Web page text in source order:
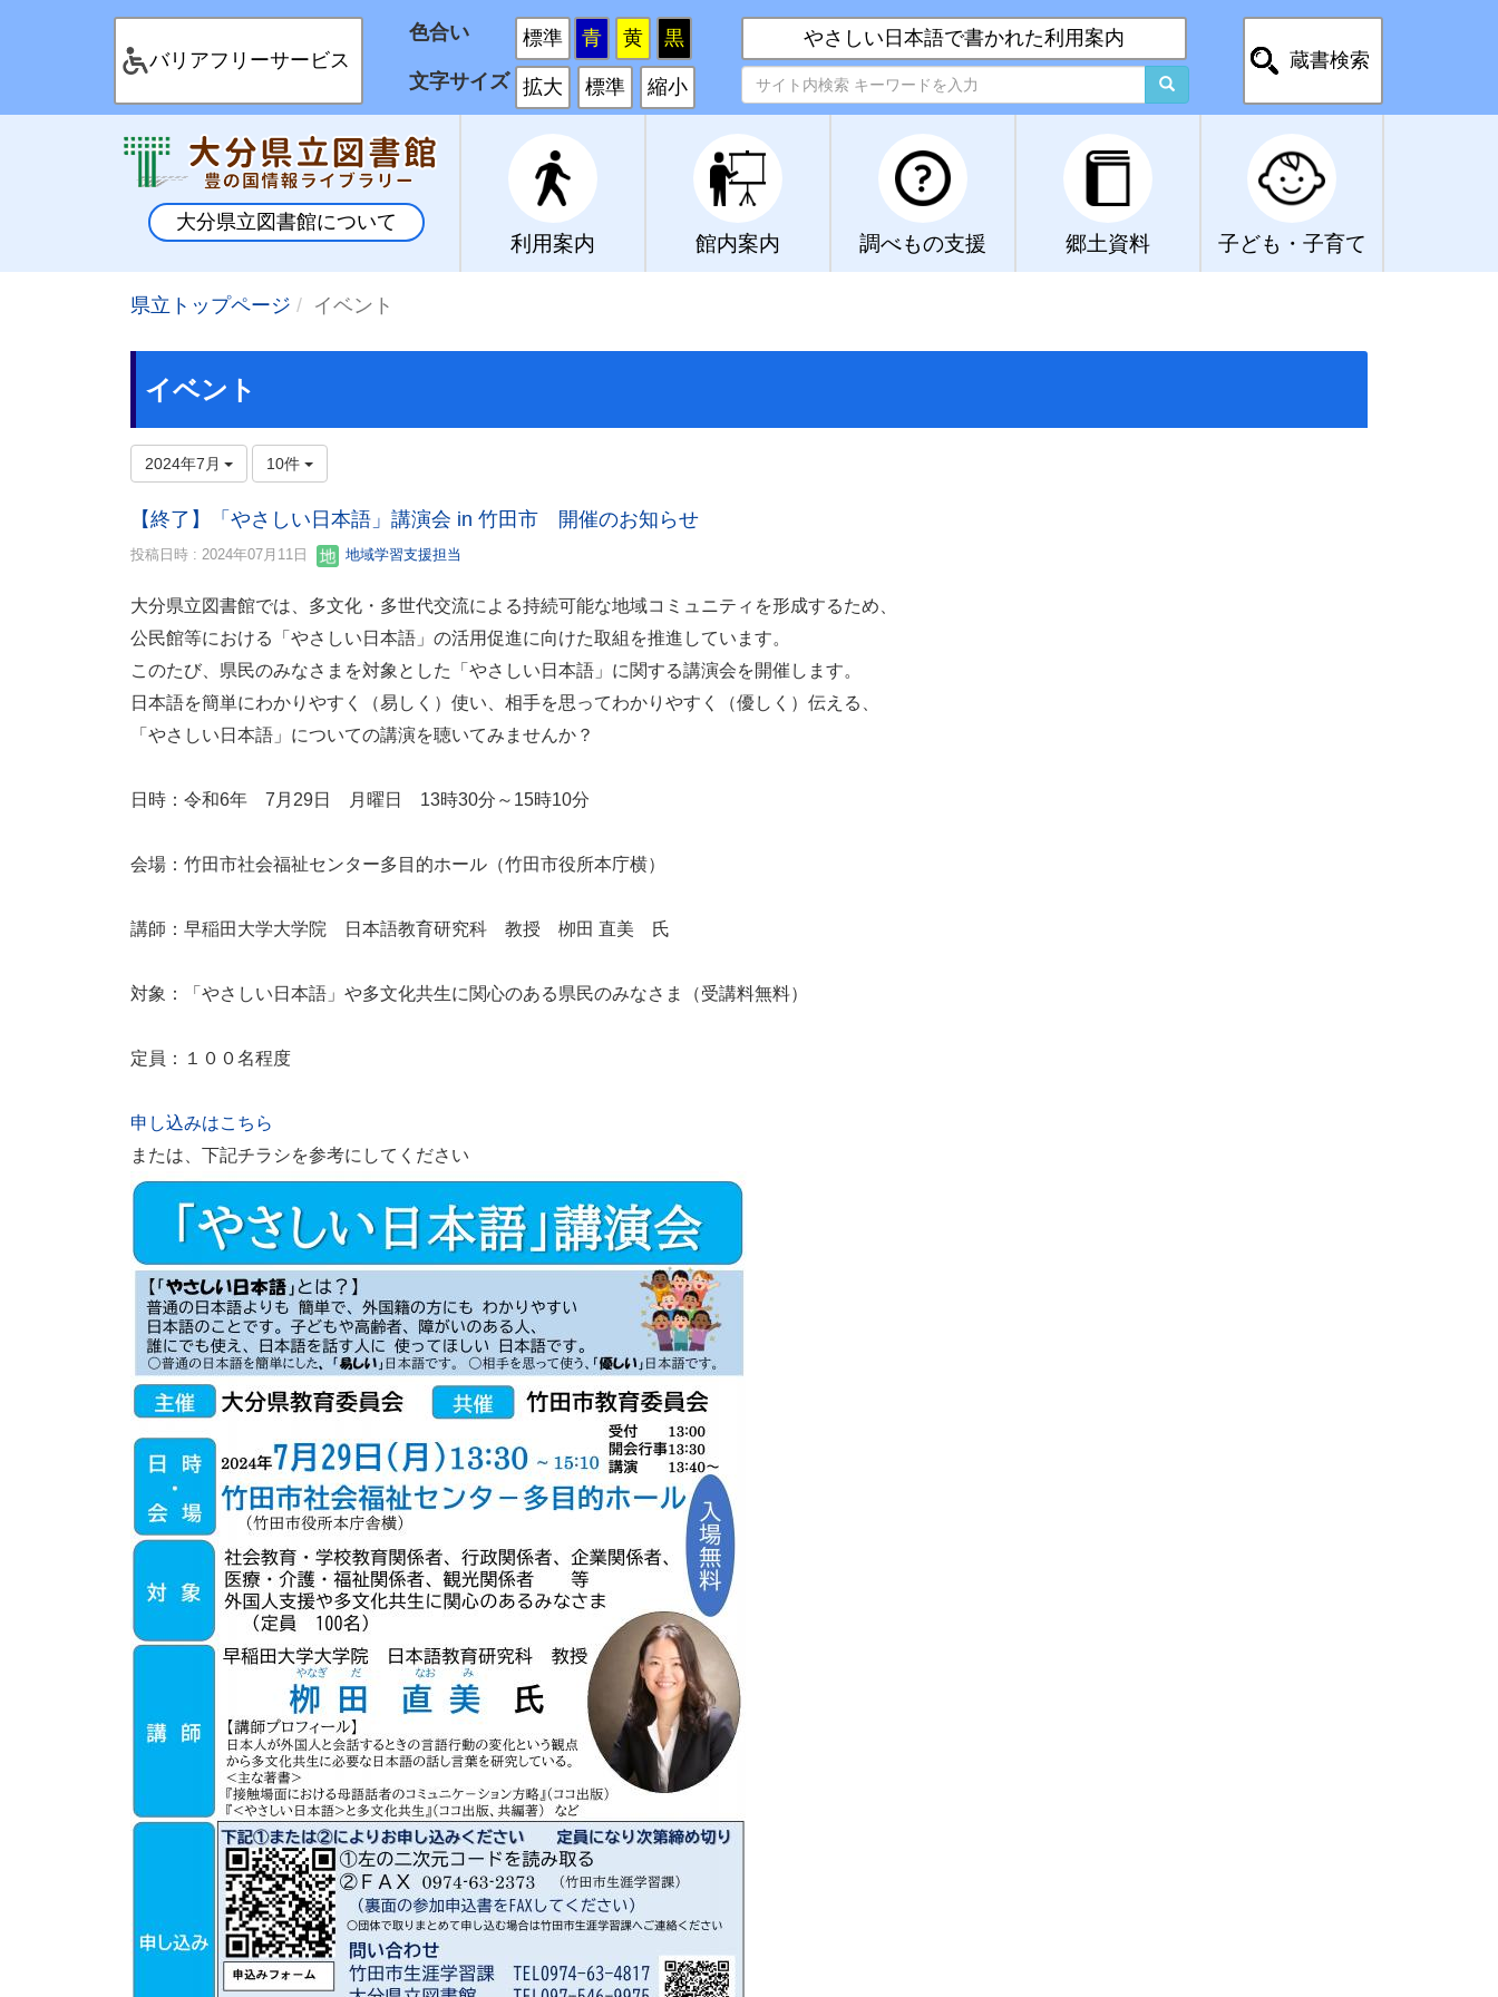
バリアフリーサービス
色合い 標準 青 黄
黒
文字サイズ 拡大 標準 縮小
やさしい日本語で書かれた利用案内
蔵書検索
大分県立図書館について
利用案内 館内案内 調べもの支援 郷土資料 子ども・子育て
県立トップページ イベント
イベント
2024年7月 10件
【終了】「やさしい日本語」講演会 in 竹田市 開催のお知らせ
投稿日時 : 2024年07月11日 地域学習支援担当
大分県立図書館では、多文化・多世代交流による持続可能な地域コミュニティを形成するため、
公民館等における「やさしい日本語」の活用促進に向けた取組を推進しています。
このたび、県民のみなさまを対象とした「やさしい日本語」に関する講演会を開催します。
日本語を簡単にわかりやすく（易しく）使い、相手を思ってわかりやすく（優しく）伝える、
「やさしい日本語」についての講演を聴いてみませんか？
日時：令和6年 7月29日 月曜日 13時30分～15時10分
会場：竹田市社会福祉センター多目的ホール（竹田市役所本庁横）
講師：早稲田大学大学院 日本語教育研究科 教授 栁田 直美 氏
対象：「やさしい日本語」や多文化共生に関心のある県民のみなさま（受講料無料）
定員：１００名程度
申し込みはこちら
または、下記チラシを参考にしてください